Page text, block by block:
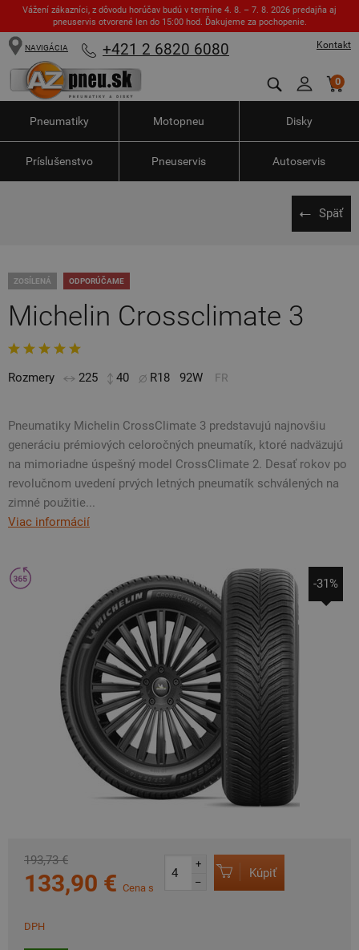
Vážení zákazníci, z dôvodu horúčav budú v termíne 4. 8. – 7. 8. 2026 predajňa aj
pneuservis otvorené len do 15:00 hod. Ďakujeme za pochopenie.
Kontakt
NAVIGÁCIA +421 2 6820 6080
0
Pneumatiky Motopneu Disky
Príslušenstvo Pneuservis Autoservis
Späť
ZOSÍLENÁ ODPORÚČAME
Michelin Crossclimate 3
Rozmery 225 40 R18 92W FR
Pneumatiky Michelin CrossClimate 3 predstavujú najnovšiu
generáciu prémiových celoročných pneumatík, ktoré nadväzujú
na mimoriadne úspešný model CrossClimate 2. Desať rokov po
revolučnom uvedení prvých letných pneumatík schválených na
zimné použitie...
Viac informácií
-31%
193,73 €
133,90 € Cena s
DPH
+
–
Kúpiť